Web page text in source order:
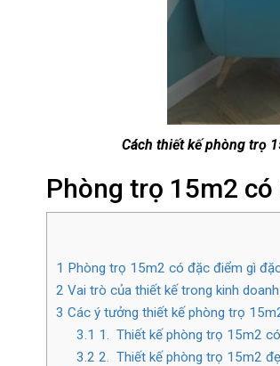
Cách thiết kế phòng trọ
Phòng trọ 15m2
1 Phòng trọ 15m2 có đặc điểm gì
2 Vai trò của thiết kế trong kinh
3 Các ý tưởng thiết kế phòng trọ
3.1 1. Thiết kế phòng trọ 15m2
3.2 2. Thiết kế phòng trọ 15m2